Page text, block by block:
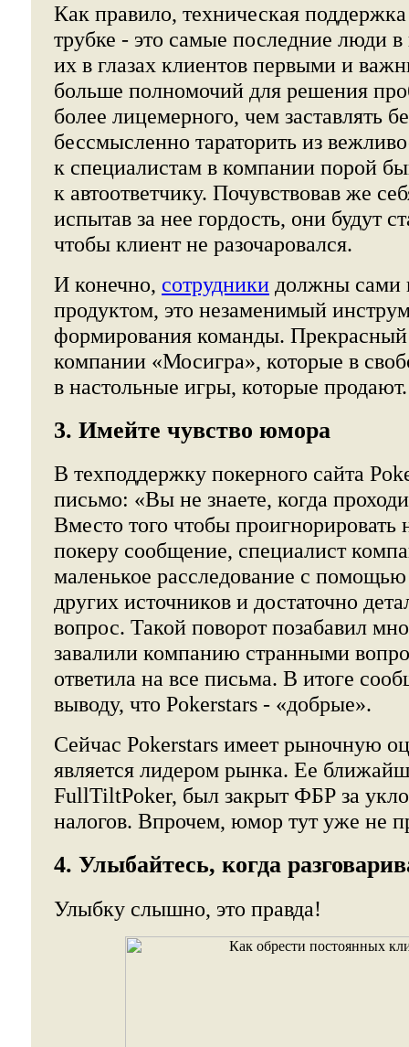
Как правило, техническая
трубке - это самые последние люди
их в глазах клиентов первыми и
больше полномочий для решения
более лицемерного, чем заставлять
бессмысленно тараторить из
к специалистам в компании порой
к автоответчику. Почувствовав же
испытав за нее гордость, они будут
чтобы клиент не разочаровался.
И конечно, сотрудники должны сами
продуктом, это незаменимый
формирования команды.
компании «Мосигра», которые в
в настольные игры, которые продают.
3. Имейте чувство юмора
В техподдержку покерного сайта
письмо: «Вы не знаете, когда
Вместо того чтобы проигнорировать
покеру сообщение, специалист
маленькое расследование с
других источников и достаточно
вопрос. Такой поворот позабавил
завалили компанию странными
ответила на все письма. В итоге
выводу, что Pokerstars - «добрые».
Сейчас Pokerstars имеет рыночную
является лидером рынка. Ее
FullTiltPoker, был закрыт ФБР за
налогов. Впрочем, юмор тут уже не
4. Улыбайтесь, когда
Улыбку слышно, это правда!